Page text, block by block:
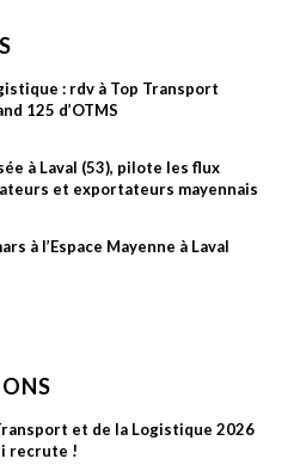
: rdv à Top Transport
125 d’OTMS
à Laval (53), pilote les flux
et exportateurs mayennais
à l’Espace Mayenne à Laval
et de la Logistique 2026
recrute !